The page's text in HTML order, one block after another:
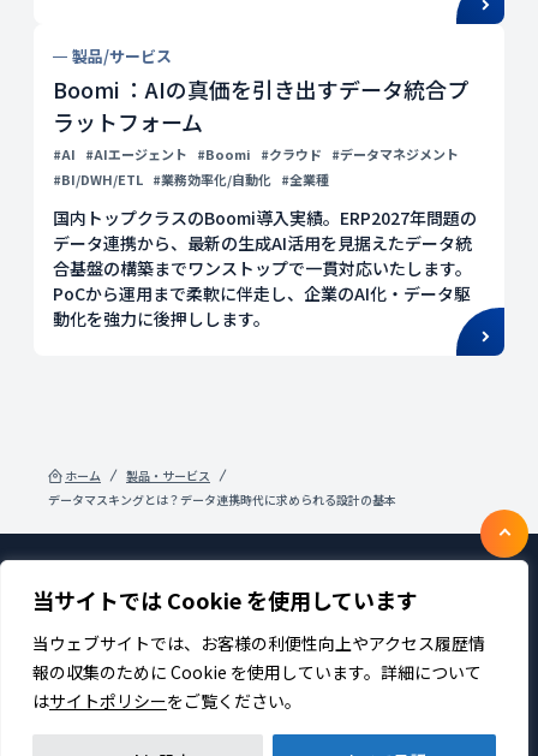
当サイトでは Cookie を使用しています
当ウェブサイトでは、お客様の利便性向上やアクセス履歴情
報の収集のために Cookie を使用しています。詳細について
はサイトポリシーをご覧ください。
製品/サービス
Boomi ：AIの真価を引き出すデータ統合プ
ラットフォーム
#AI #AIエージェント #Boomi #クラウド
#データマネジメント
#BI/DWH/ETL #業務効率化/自動化 #全業種
国内トップクラスのBoomi導入実績。ERP2027年問題の
データ連携から、最新の生成AI活用を見据えたデータ統
合基盤の構築までワンストップで一貫対応いたします。
PoCから運用まで柔軟に伴走し、企業のAI化・データ駆
動化を強力に後押しします。
ホーム
製品・サービス
データマスキングとは？データ連携時代に求められる設計の基本
製品・サービス 企業情報
採用
IR情報
ニュース
サステナビリティ
プライバシーポリシー
お問い合わせ